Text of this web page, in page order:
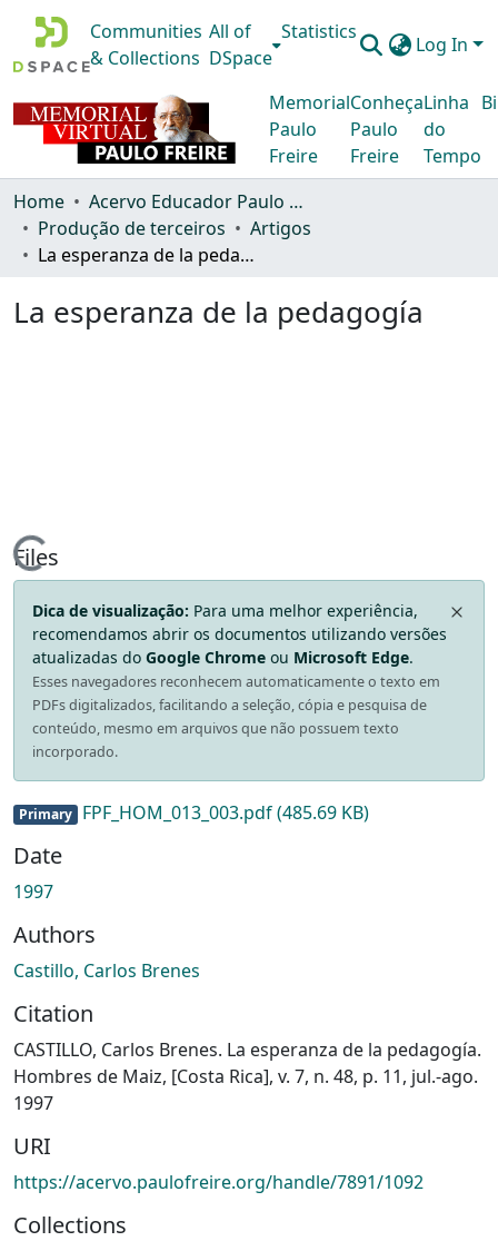
Communities
& Collections
All of
DSpace
Statistics
Log In
Memorial
Paulo
Freire
Conheça
Paulo
Freire
Linha
do
Tempo
Home
Acervo Educador Paulo Freire
Produção de terceiros
Artigos
La esperanza de la pedagogía
La esperanza de la pedagogía
Loading...
Files
Dica de visualização: Para uma melhor experiência,
recomendamos abrir os documentos utilizando versões
atualizadas do Google Chrome ou Microsoft Edge.
Esses navegadores reconhecem automaticamente o texto em
PDFs digitalizados, facilitando a seleção, cópia e pesquisa de
conteúdo, mesmo em arquivos que não possuem texto
incorporado.
Primary FPF_HOM_013_003.pdf(485.69 KB)
Date
1997
Authors
Castillo, Carlos Brenes
Citation
CASTILLO, Carlos Brenes. La esperanza de la pedagogía.
Hombres de Maiz, [Costa Rica], v. 7, n. 48, p. 11, jul.-ago.
1997
URI
https://acervo.paulofreire.org/handle/7891/1092
Collections